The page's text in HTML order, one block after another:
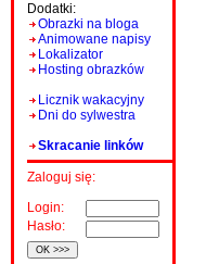
Dodatki:
Obrazki na bloga
Animowane napisy
Lokalizator
Hosting obrazków
Licznik wakacyjny
Dni do sylwestra
Skracanie linków
Zaloguj się:
Login:
Hasło: